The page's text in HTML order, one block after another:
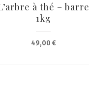
à thé – barre
1kg
49,00 €